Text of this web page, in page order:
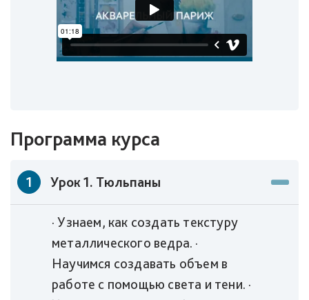
Программа курса
1 Урок 1. Тюльпаны
· Узнаем, как создать текстуру
металлического ведра. ·
Научимся создавать объем в
работе с помощью света и тени. ·